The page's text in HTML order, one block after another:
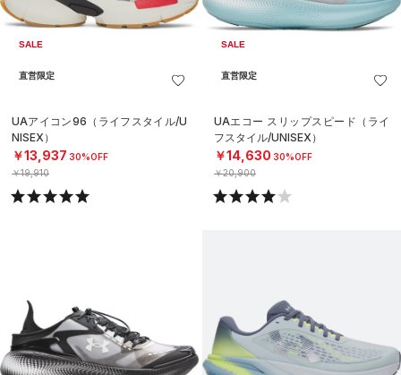
SALE
直営限定
UAアイコン96（ライフスタイル/U
NISEX）
￥13,937 30%OFF
￥19,910
SALE
直営限定
UAエコー スリップスピード（ライ
フスタイル/UNISEX）
￥14,630 30%OFF
￥20,900